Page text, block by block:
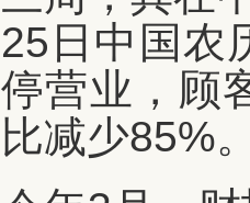
25日中国农
停营业，顾
比减少85%